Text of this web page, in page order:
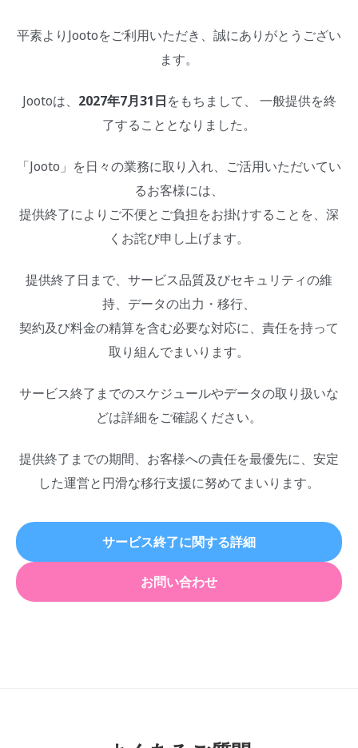
平素よりJootoをご利用いただき、誠にありがとうござい
ます。
Jootoは、 2027年7月31日をもちまして、 一般提供を終
了することとなりました。
「Jooto」を日々の業務に取り入れ、ご活用いただいてい
るお客様には、
提供終了によりご不便とご負担をお掛けすることを、深
くお詫び申し上げます。
提供終了日まで、サービス品質及びセキュリティの維
持、データの出力・移行、
契約及び料金の精算を含む必要な対応に、責任を持って
取り組んでまいります。
サービス終了までのスケジュールやデータの取り扱いな
どは詳細をご確認ください。
提供終了までの期間、お客様への責任を最優先に、安定
した運営と円滑な移行支援に努めてまいります。
サービス終了に関する詳細
お問い合わせ